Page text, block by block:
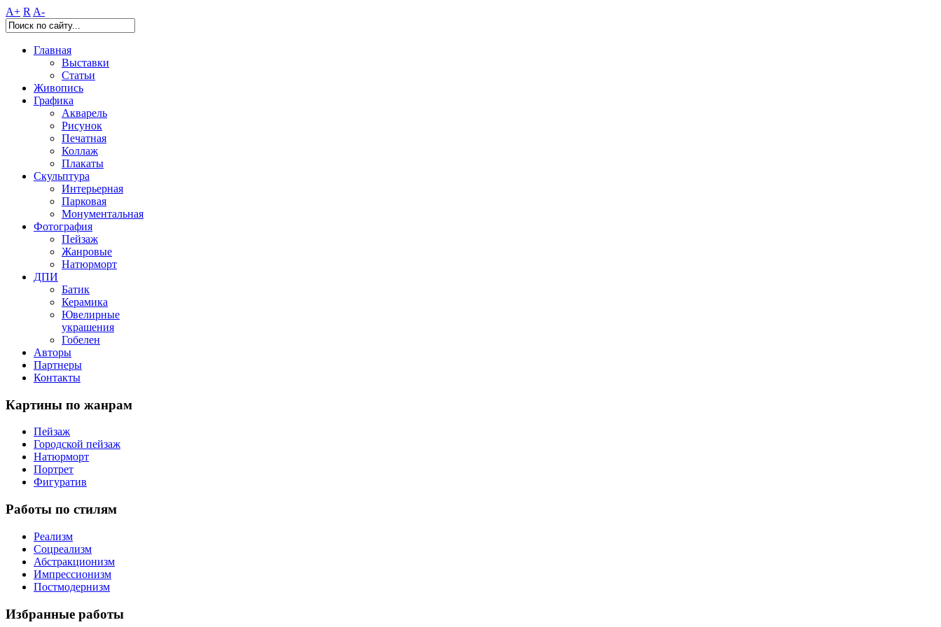
A+ R A-
Главная
Выставки
Статьи
Живопись
Графика
Акварель
Рисунок
Печатная
Коллаж
Плакаты
Скульптура
Интерьерная
Парковая
Монументальная
Фотография
Пейзаж
Жанровые
Натюрморт
ДПИ
Батик
Керамика
Ювелирные
украшения
Гобелен
Авторы
Партнеры
Контакты
Картины по жанрам
Пейзаж
Городской пейзаж
Натюрморт
Портрет
Фигуратив
Работы по стилям
Реализм
Соцреализм
Абстракционизм
Импрессионизм
Постмодернизм
Избранные работы